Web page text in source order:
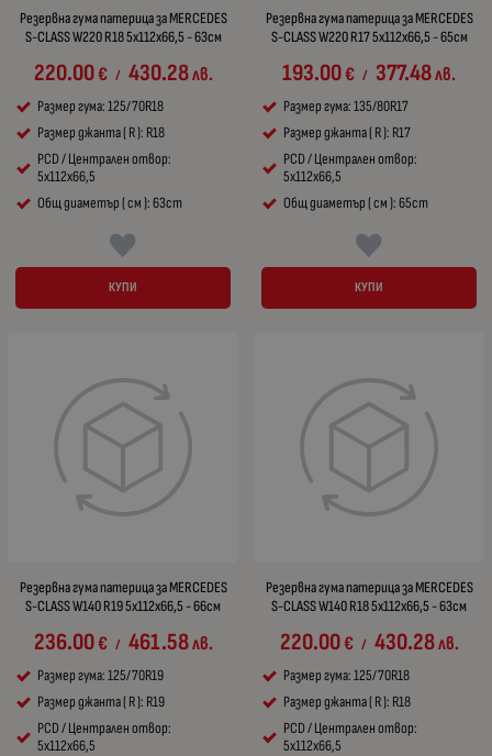
Резервна гума патерица за MERCEDES
S-CLASS W220 R18 5x112x66,5 - 63см
220.00€ / 430.28лв.
Размер гума: 125/70R18
Размер джанта ( R ): R18
PCD / Централен отвор:
5x112x66,5
Общ диаметър ( см ): 63cm
КУПИ
Резервна гума патерица за MERCEDES
S-CLASS W220 R17 5x112x66,5 - 65см
193.00€ / 377.48лв.
Размер гума: 135/80R17
Размер джанта ( R ): R17
PCD / Централен отвор:
5x112x66,5
Общ диаметър ( см ): 65cm
КУПИ
Резервна гума патерица за MERCEDES
S-CLASS W140 R19 5x112x66,5 - 66см
236.00€ / 461.58лв.
Размер гума: 125/70R19
Размер джанта ( R ): R19
PCD / Централен отвор:
5x112x66,5
Резервна гума патерица за MERCEDES
S-CLASS W140 R18 5x112x66,5 - 63см
220.00€ / 430.28лв.
Размер гума: 125/70R18
Размер джанта ( R ): R18
PCD / Централен отвор:
5x112x66,5